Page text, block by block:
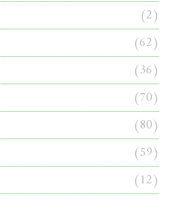
(2)
(62)
(36)
(70)
(80)
(59)
(12)